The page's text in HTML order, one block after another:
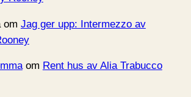
om Jag ger upp: Intermezzo av
om Rent hus av Alia Trabucco